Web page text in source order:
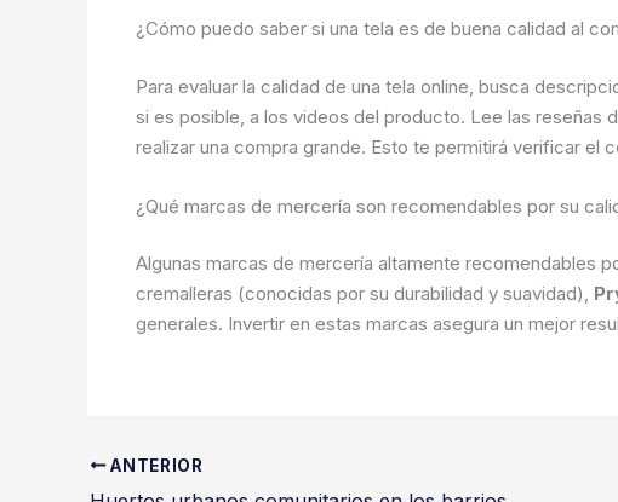
¿Cómo puedo saber si una tela es de buena calidad al
Para evaluar la calidad de una tela online, busca
si es posible, a los videos del producto. Lee las reseñas
realizar una compra grande. Esto te permitirá verificar el
¿Qué marcas de mercería son recomendables por su
Algunas marcas de mercería altamente recomendables
cremalleras (conocidas por su durabilidad y suavidad),
generales. Invertir en estas marcas asegura un mejor
ANTERIOR